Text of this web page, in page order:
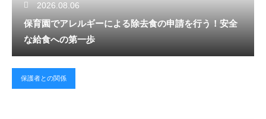
2026.08.06
保育園でアレルギーによる除去食の申請を行う！安全
な給食への第一歩
保護者との関係